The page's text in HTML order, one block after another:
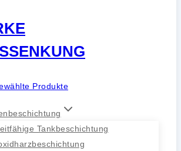
Produkte
Tankbeschichtung